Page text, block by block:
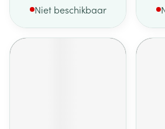
Niet beschikbaar